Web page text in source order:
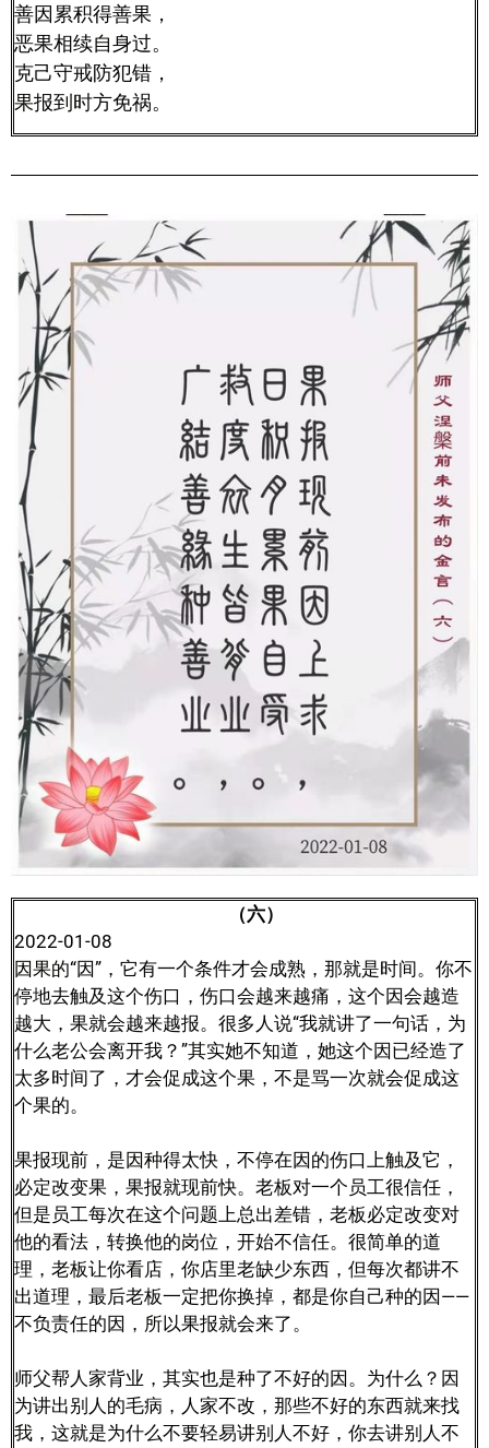
善因累积得善果，
恶果相续自身过。
克己守戒防犯错，
果报到时方免祸。
（六）
2022-01-08
因果的“因”，它有一个条件才会成熟，那就是时间。你不
停地去触及这个伤口，伤口会越来越痛，这个因会越造
越大，果就会越来越报。很多人说“我就讲了一句话，为
什么老公会离开我？”其实她不知道，她这个因已经造了
太多时间了，才会促成这个果，不是骂一次就会促成这
个果的。
果报现前，是因种得太快，不停在因的伤口上触及它，
必定改变果，果报就现前快。老板对一个员工很信任，
但是员工每次在这个问题上总出差错，老板必定改变对
他的看法，转换他的岗位，开始不信任。很简单的道
理，老板让你看店，你店里老缺少东西，但每次都讲不
出道理，最后老板一定把你换掉，都是你自己种的因——
不负责任的因，所以果报就会来了。
师父帮人家背业，其实也是种了不好的因。为什么？因
为讲出别人的毛病，人家不改，那些不好的东西就来找
我，这就是为什么不要轻易讲别人不好，你去讲别人不